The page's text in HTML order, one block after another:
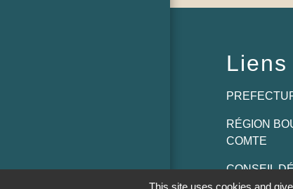
Liens
RÉGION
COMTE
CONSEIL
SAÔNE ET
This site uses cookies and